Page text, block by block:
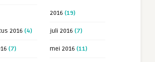
2016 (19)
2016 (4) juli 2016 (7)
(7) mei 2016 (11)